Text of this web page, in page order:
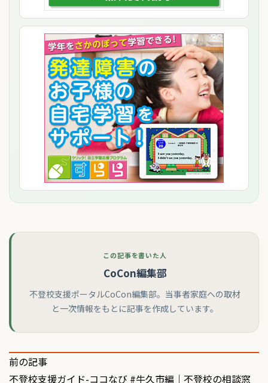
この記事を書いた人
CoCon編集部
不登校支援ポータルCoCon編集部。当事者家庭への取材
と一次情報をもとに記事を作成しています。
投
前の記事
不登校支援ガイド-ココなび #牛久市編｜不登校の相談窓